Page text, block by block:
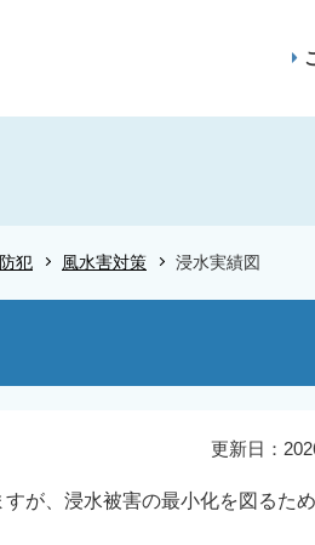
犯 風水害対策 浸水実績図
更新日：
が、浸水被害の最小化を図るた